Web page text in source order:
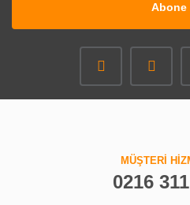
Abone
MÜŞTERİ
0216